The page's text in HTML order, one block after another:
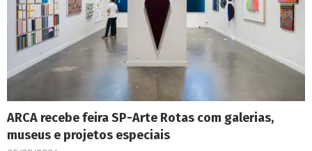
ARCA recebe feira SP-Arte Rotas com galerias,
museus e projetos especiais